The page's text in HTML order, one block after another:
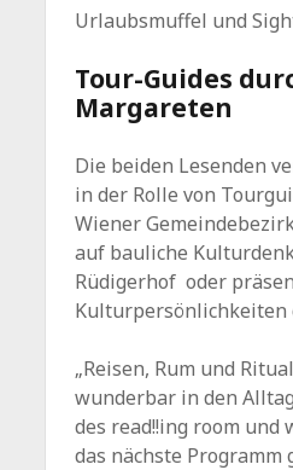
Urlaubsmuffel und
Tour-Guides
Margareten
Die beiden Lesenden
in der Rolle von
Wiener
auf bauliche
Rüdigerhof oder
Kulturpersönlichkeiten
„Reisen, Rum und
wunderbar in den
des read!!ing room und
das nächste Programm